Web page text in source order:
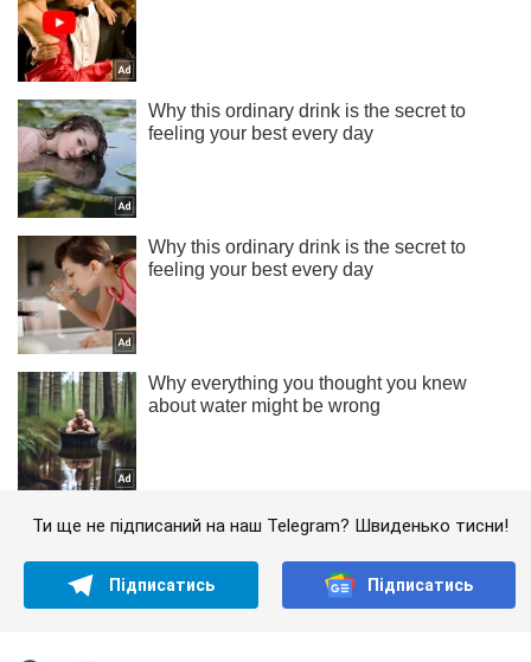
Ти ще не підписаний на наш Telegram? Швиденько тисни!
Підписатись Підписатись